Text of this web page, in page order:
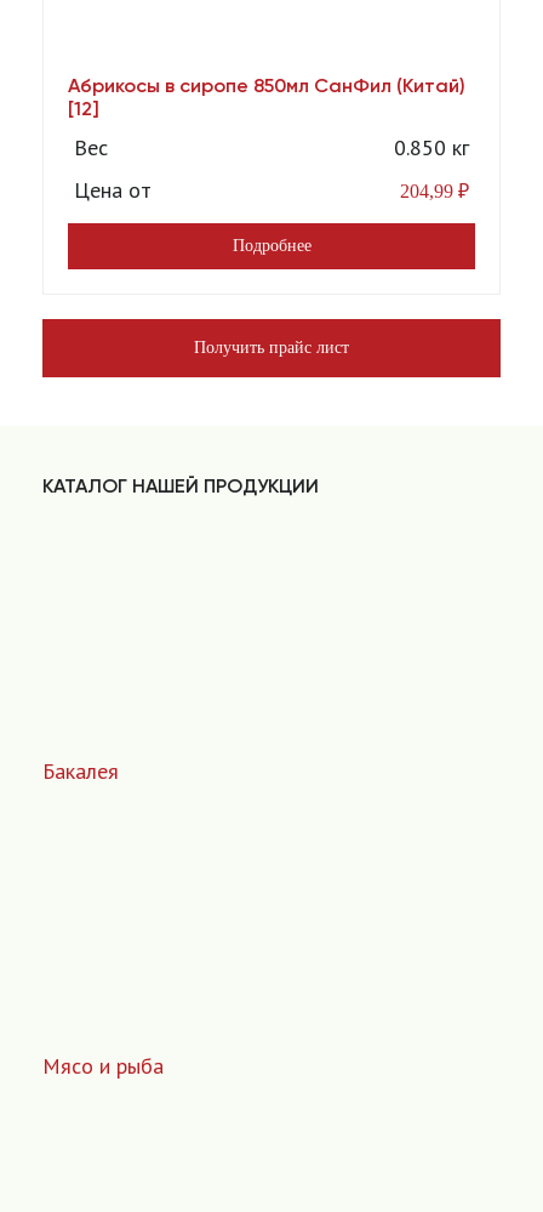
Абрикосы в сиропе 850мл СанФил (Китай)
[12]
Вес
0.850 кг
Цена от
204,99 ₽
Подробнее
Получить прайс лист
КАТАЛОГ НАШЕЙ ПРОДУКЦИИ
Бакалея
Мясо и рыба